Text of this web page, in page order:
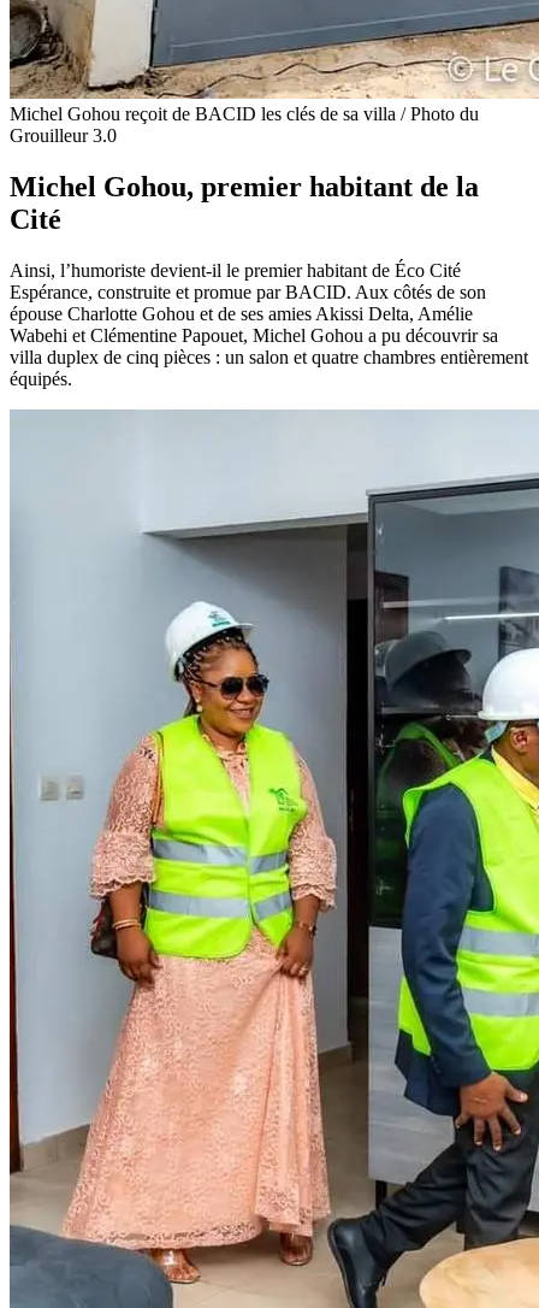
Michel Gohou reçoit de BACID les clés de sa villa / Photo du
Grouilleur 3.0
Michel Gohou, premier habitant de la
Cité
Ainsi, l’humoriste devient-il le premier habitant de Éco Cité
Espérance, construite et promue par BACID. Aux côtés de son
épouse Charlotte Gohou et de ses amies Akissi Delta, Amélie
Wabehi et Clémentine Papouet, Michel Gohou a pu découvrir sa
villa duplex de cinq pièces : un salon et quatre chambres entièrement
équipés.